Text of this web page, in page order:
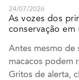
24/07/2026
As vozes dos
conservação em
Antes mesmo de
macacos podem
Gritos de alerta,